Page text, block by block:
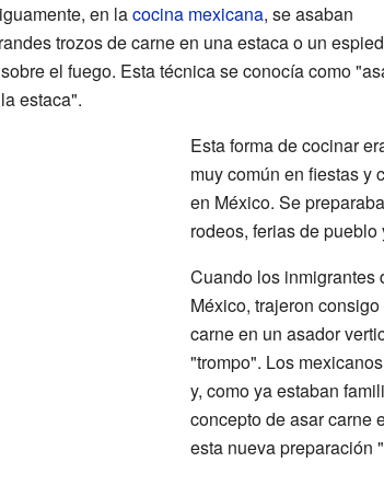
en lacocina mexicana, se asaban
trozos de carne en una estaca o un
el fuego. Esta técnica se conocía como
estaca".
Esta forma de cocinar
muy común en fiestas y
en México. Se
rodeos, ferias de
Cuando los inmigrantes
México, trajeron
carne en un asador
"trompo". Los
y, como ya estaban
concepto de asar carne
esta nueva preparación